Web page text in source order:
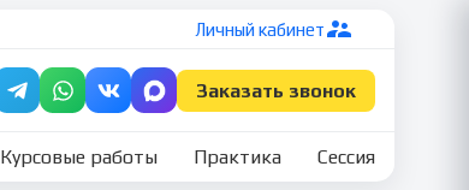
Личный кабинет
Заказать звонок
Курсовые работы Практика Сессия